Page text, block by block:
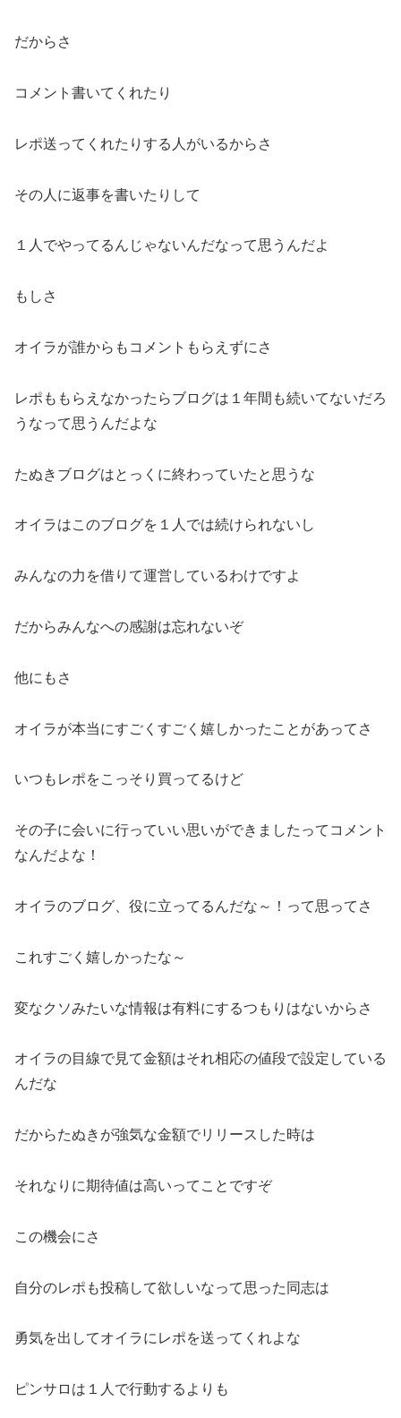
だからさ
コメント書いてくれたり
レポ送ってくれたりする人がいるからさ
その人に返事を書いたりして
１人でやってるんじゃないんだなって思うんだよ
もしさ
オイラが誰からもコメントもらえずにさ
レポももらえなかったらブログは１年間も続いてないだろ
うなって思うんだよな
たぬきブログはとっくに終わっていたと思うな
オイラはこのブログを１人では続けられないし
みんなの力を借りて運営しているわけですよ
だからみんなへの感謝は忘れないぞ
他にもさ
オイラが本当にすごくすごく嬉しかったことがあってさ
いつもレポをこっそり買ってるけど
その子に会いに行っていい思いができましたってコメント
なんだよな！
オイラのブログ、役に立ってるんだな～！って思ってさ
これすごく嬉しかったな～
変なクソみたいな情報は有料にするつもりはないからさ
オイラの目線で見て金額はそれ相応の値段で設定している
んだな
だからたぬきが強気な金額でリリースした時は
それなりに期待値は高いってことですぞ
この機会にさ
自分のレポも投稿して欲しいなって思った同志は
勇気を出してオイラにレポを送ってくれよな
ピンサロは１人で行動するよりも